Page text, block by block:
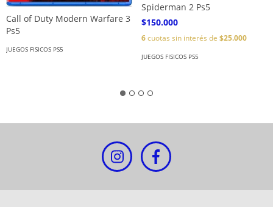
Call of Duty Modern Warfare 3
Ps5
JUEGOS FISICOS PS5
Spiderman 2 Ps5
$150.000
6cuotas sin interés de $25.000
JUEGOS FISICOS PS5